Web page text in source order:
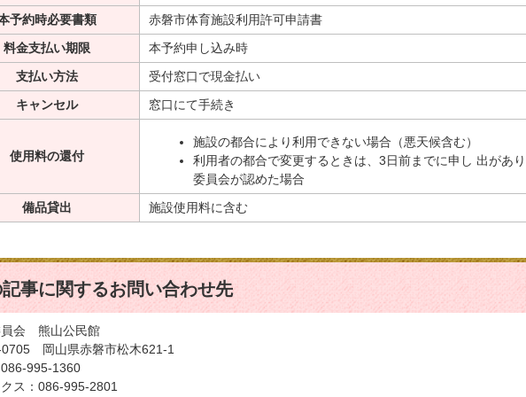
予約時必要書類
赤磐市体育施設利用許可申請書
料金支払い期限
本予約申し込み時
支払い方法
受付窓口で現金払い
キャンセル
窓口にて手続き
使用料の還付
施設の都合により利用できない場合（悪天候含む）
利用者の都合で変更するときは、3日前までに申し 出があ
委員会が認めた場合
備品貸出
施設使用料に含む
事に関するお問い合わせ先
員会 熊山公民館
0705 岡山県赤磐市松木621-1
995-1360
ス：086-995-2801